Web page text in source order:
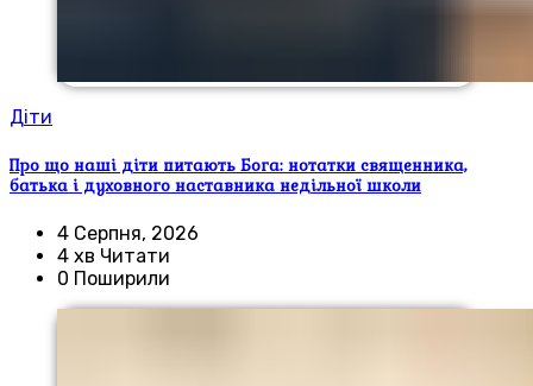
Діти
Про що наші діти питають Бога: нотатки священника,
батька і духовного наставника недільної школи
4 Серпня, 2026
4 хв Читати
0 Поширили